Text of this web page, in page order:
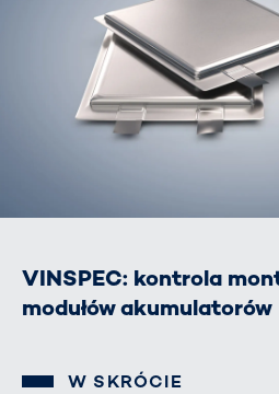
VINSPEC: kontrola
modułów akumulatorów
W SKRÓCIE